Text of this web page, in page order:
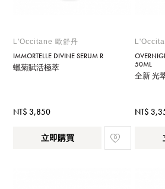
L'Occitane 歐舒丹
IMMORTELLE DIVINE SERUM R
蠟菊賦活極萃
NT$ 3,850
立即購買
50ML
全新 光
NT$